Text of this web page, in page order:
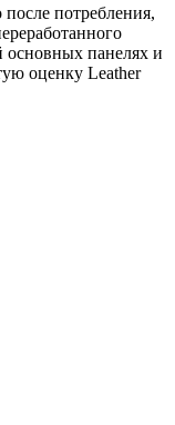
потребления,
основных панелях и
оценку Leather